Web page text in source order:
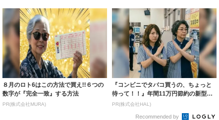
８月のロト6はこの方法で買え!!６つの
数字が『完全一致』する方法
PR(株式会社MURA)
『コンビニでタバコ買うの、ちょっと
待って！！』年間11万円節約の新型タ
バコ
PR(株式会社HAL)
Recommended by